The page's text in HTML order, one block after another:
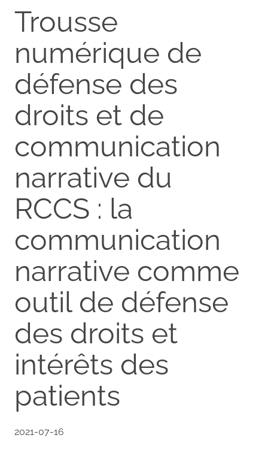
Trousse
numérique de
défense des
droits et de
communication
narrative du
RCCS : la
communication
narrative comme
outil de défense
des droits et
intérêts des
patients
2021-07-16